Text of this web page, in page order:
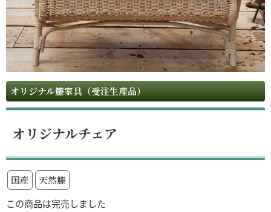
オリジナル籐家具（受注生産品）
オリジナルチェア
国産
天然籐
この商品は完売しました